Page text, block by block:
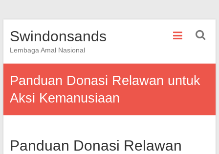
Swindonsands
Lembaga Amal Nasional
Panduan Donasi Relawan untuk
Aksi Kemanusiaan
Panduan Donasi Relawan